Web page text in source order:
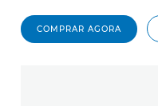
COMPRAR AGORA